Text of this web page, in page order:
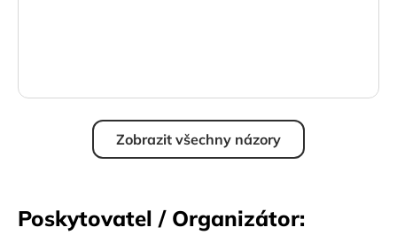
Zobrazit všechny názory
Poskytovatel / Organizátor: